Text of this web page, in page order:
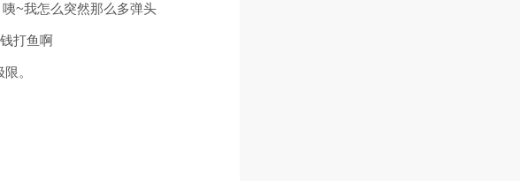
~我怎么突然那么多弹头
打鱼啊
。